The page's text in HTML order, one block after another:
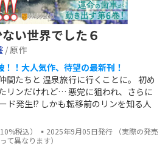
い世界でした６
/ 原作
！大人気作、待望の最新刊！
間たちと 温泉旅行に行くことに。 初め
リンだけれど… 悪党に狙われ、さらに
ド発生!? しかも転移前のリンを知る人
税込） ▪2025年9月05日発行 （実際の発売
て異なります）